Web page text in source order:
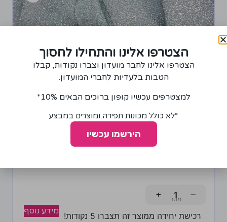
בד סריג מטאליק כסף ולבן
−
+
רכישת יחידה ממוצר זה תצברו 5 נקודות! מידע נוסף
הצטרפו אלינו והתחילו לחסוך
הצטרפו אלינו לחבר מועדון וצברו נקודות, קבלו
הטבות בלעדיות לחברי המועדון.
למצטרפים עכשיו קופון ברוכים הבאים 10%*
*לא כולל מכונות תפירה ומוצרים במבצע
הירשמו עכשיו